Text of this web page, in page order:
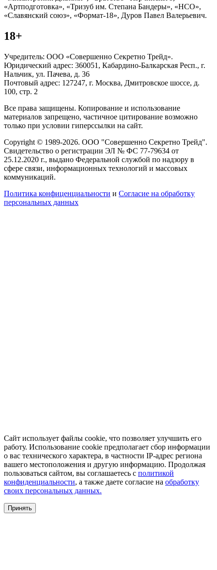
«Артподготовка», «Тризуб им. Степана Бандеры», «НСО»,
«Славянский союз», «Формат-18», Дуров Павел Валерьевич.
18+
Учредитель: ООО «Совершенно Секретно Трейд».
Юридический адрес: 360051, Кабардино-Балкарская Респ., г.
Нальчик, ул. Пачева, д. 36
Почтовый адрес: 127247, г. Москва, Дмитровское шоссе, д.
100, стр. 2
Все права защищены. Копирование и использование
материалов запрещено, частичное цитирование возможно
только при условии гиперссылки на сайт.
Copyright © 1989-2026. ООО "Совершенно Секретно Трейд".
Свидетельство о регистрации ЭЛ № ФС 77-79634 от
25.12.2020 г., выдано Федеральной службой по надзору в
сфере связи, информационных технологий и массовых
коммуникаций.
Политика конфиценциальности и Согласие на обработку
персональных данных
Сайт использует файлы cookie, что позволяет улучшить его
работу. Использование cookie предполагает сбор информации
о вас технического характера, в частности IP-адрес региона
вашего местоположения и другую информацию. Продолжая
пользоваться сайтом, вы соглашаетесь с политикой
конфиденциальности, а также даете согласие на обработку
своих персональных данных.
Принять